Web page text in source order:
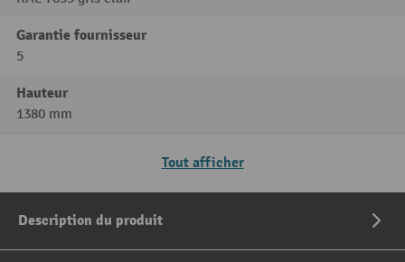
Garantie fournisseur
5
Hauteur
1380 mm
Tout afficher
Description du produit